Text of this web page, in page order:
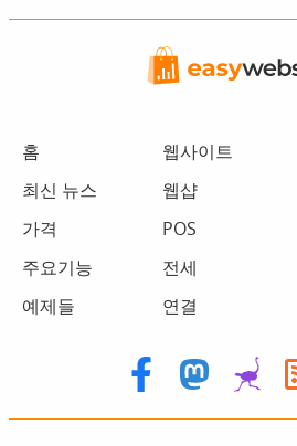
홈
최신 뉴스
가격
주요기능
예제들
웹사이트
웹샵
POS
전세
연결